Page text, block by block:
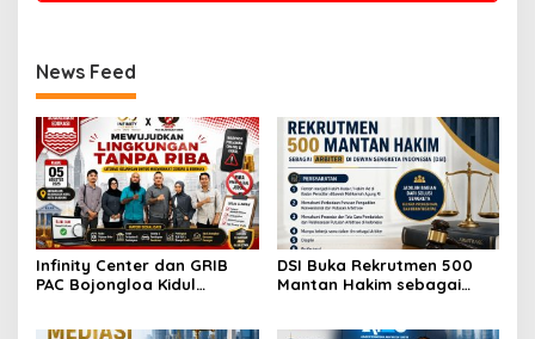
News Feed
Infinity Center dan GRIB
PAC Bojongloa Kidul
DSI Buka Rekrutmen 500
Mantan Hakim sebagai